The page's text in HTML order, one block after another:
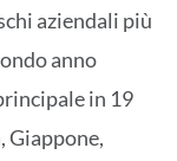
aziendali più
anno
in 19
Giappone,